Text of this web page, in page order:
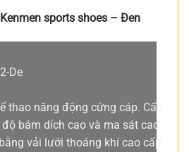
sports shoes – Đen
De
thao năng động cứng cáp. Cấu
độ bám dích cao và ma sát cao
vải lưới thoáng khí cao cấp